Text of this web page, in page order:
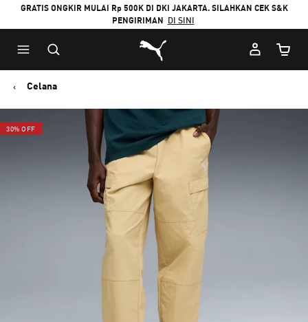
GRATIS ONGKIR MULAI Rp 500K DI DKI JAKARTA. SILAHKAN CEK S&K
PENGIRIMAN DI SINI
Puma Beranda
Celana
30% OFF